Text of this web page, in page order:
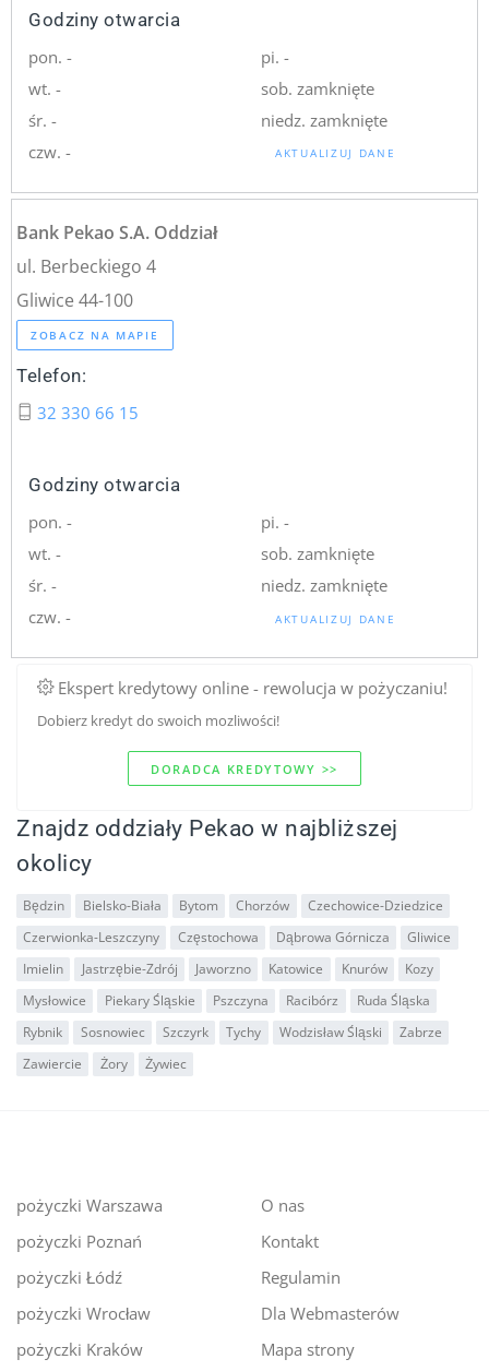
Godziny otwarcia
pon. -
wt. -
śr. -
czw. -
pi. -
sob. zamknięte
niedz. zamknięte
AKTUALIZUJ DANE
Bank Pekao S.A. Oddział
ul. Berbeckiego 4
Gliwice 44-100
ZOBACZ NA MAPIE
Telefon:
32 330 66 15
Godziny otwarcia
pon. -
wt. -
śr. -
czw. -
pi. -
sob. zamknięte
niedz. zamknięte
AKTUALIZUJ DANE
Ekspert kredytowy online - rewolucja w pożyczaniu!
Dobierz kredyt do swoich mozliwości!
DORADCA KREDYTOWY >>
Znajdz oddziały Pekao w najbliższej
okolicy
Będzin Bielsko-Biała Bytom Chorzów
Czechowice-Dziedzice
Czerwionka-Leszczyny
Częstochowa Dąbrowa Górnicza
Gliwice
Imielin
Jastrzębie-Zdrój Jaworzno Katowice Knurów
Kozy
Mysłowice
Piekary Śląskie Pszczyna Racibórz
Ruda Śląska
Rybnik
Sosnowiec Szczyrk Tychy Wodzisław Śląski
Zabrze
Zawiercie
Żory Żywiec
pożyczki Warszawa
pożyczki Poznań
pożyczki Łódź
pożyczki Wrocław
pożyczki Kraków
O nas
Kontakt
Regulamin
Dla Webmasterów
Mapa strony